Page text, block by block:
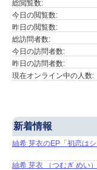
総閲覧数:
今日の閲覧数:
昨日の閲覧数:
総訪問者数:
今日の訪問者数:
昨日の訪問者数:
現在オンライン中の人数:
新着情報
紬希 芽衣のEP「初恋は
紬希 芽衣 （つむぎ めい